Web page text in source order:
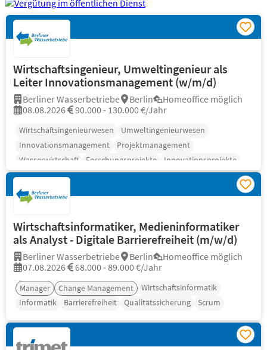
Wirtschaftsingenieur, Umweltingenieur als
Leiter Innovationsmanagement (w/m/d)
Berliner Wasserbetriebe Berlin
Homeoffice möglich
08.08.2026
90.000 - 130.000 €/Jahr
Wirtschaftsingenieurwesen
Umweltingenieurwesen
Innovationsmanagement
Projektmanagement
Wasserwirtschaft
Forschungsprojekte Innovationsprojekte
Wirtschaftsinformatiker, Medieninformatiker
als Analyst - Digitale Barrierefreiheit (m/w/d)
Berliner Wasserbetriebe Berlin
Homeoffice möglich
07.08.2026
68.000 - 89.000 €/Jahr
Manager Change Management
Wirtschaftsinformatik
Informatik
Barrierefreiheit Qualitätssicherung Scrum